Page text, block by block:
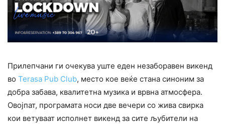
Прилепчани ги очекува уште еден незаборавен викенд
во Terasa Pub Club, место кое веќе стана синоним за
добра забава, квалитетна музика и врвна атмосфера.
Овојпат, програмата носи две вечери со жива свирка
кои ветуваат исполнет викенд за сите љубители на